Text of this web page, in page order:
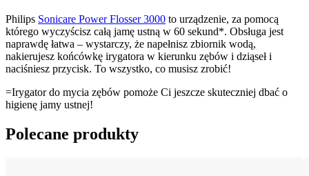
Philips Sonicare Power Flosser 3000 to urządzenie, za pomocą
którego wyczyścisz całą jamę ustną w 60 sekund*. Obsługa jest
naprawdę łatwa – wystarczy, że napełnisz zbiornik wodą,
nakierujesz końcówkę irygatora w kierunku zębów i dziąseł i
naciśniesz przycisk. To wszystko, co musisz zrobić!
=Irygator do mycia zębów pomoże Ci jeszcze skuteczniej dbać o
higienę jamy ustnej!
Polecane produkty